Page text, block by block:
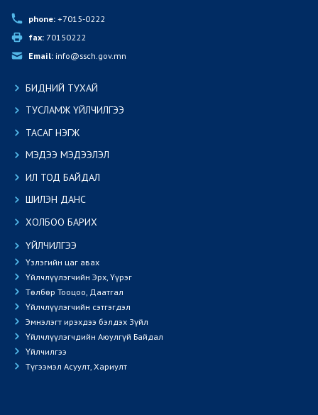
phone: +7015-0222
fax: 70150222
Email: info@ssch.gov.mn
БИДНИЙ ТУХАЙ
ТУСЛАМЖ ҮЙЛЧИЛГЭЭ
ТАСАГ НЭГЖ
МЭДЭЭ МЭДЭЭЛЭЛ
ИЛ ТОД БАЙДАЛ
ШИЛЭН ДАНС
ХОЛБОО БАРИХ
ҮЙЛЧИЛГЭЭ
Үзлэгийн цаг авах
Үйлчлүүлэгчийн Эрх, Үүрэг
Төлбөр Тооцоо, Даатгал
Үйлчлүүлэгчийн сэтгэгдэл
Эмнэлэгт ирэхдээ бэлдэх Зүйл
Үйлчлүүлэгчдийн Аюулгүй Байдал
Үйлчилгээ
Түгээмэл Асуулт, Хариулт